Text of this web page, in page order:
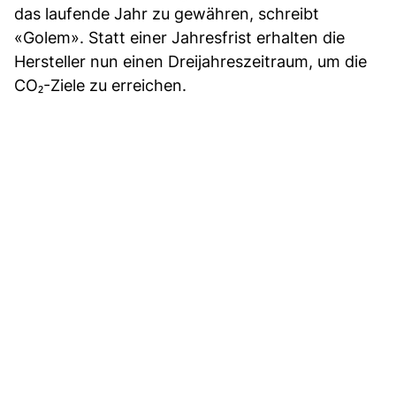
das laufende Jahr zu gewähren, schreibt
«Golem». Statt einer Jahresfrist erhalten die
Hersteller nun einen Dreijahreszeitraum, um die
CO₂-Ziele zu erreichen.